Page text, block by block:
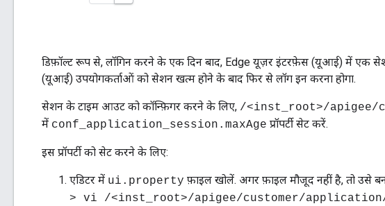
डिफ़ॉल्ट रूप से, लॉगिन करने के एक दिन बाद, Edge यूज़र इंटरफ़ेस (यूआई) में एक
(यूआई) उपयोगकर्ताओं को सेशन खत्म होने के बाद फिर से लॉग इन करना होगा.
सेशन के टाइम आउट को कॉन्फ़िगर करने के लिए, /<inst_root>/apigee/
में conf_application_session.maxAge प्रॉपर्टी सेट करें.
इस प्रॉपर्टी को सेट करने के लिए:
एडिटर में ui.property फ़ाइल खोलें. अगर फ़ाइल मौजूद नहीं है, तो उसे
> vi /<inst_root>/apigee/customer/